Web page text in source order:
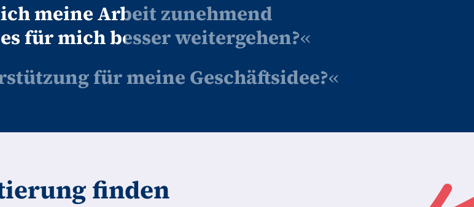
meine Arbeit zunehmend
für mich besser weitergehen?«
für meine Geschäftsidee?«
finden